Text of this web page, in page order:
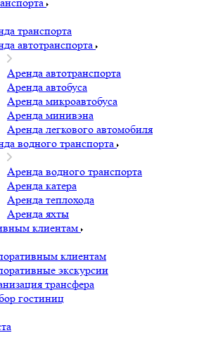
транспорта
автотранспорта
Аренда автотранспорта
Аренда автобуса
Аренда микроавтобуса
Аренда минивэна
Аренда легкового автомобиля
водного транспорта
Аренда водного транспорта
Аренда катера
Аренда теплохода
Аренда яхты
клиентам
клиентам
экскурсии
трансфера
гостиниц